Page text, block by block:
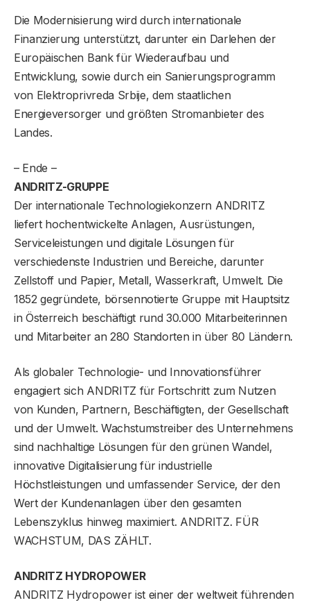
Die Modernisierung wird durch internationale
Finanzierung unterstützt, darunter ein Darlehen der
Europäischen Bank für Wiederaufbau und
Entwicklung, sowie durch ein Sanierungsprogramm
von Elektroprivreda Srbije, dem staatlichen
Energieversorger und größten Stromanbieter des
Landes.
– Ende –
ANDRITZ-GRUPPE
Der internationale Technologiekonzern ANDRITZ
liefert hochentwickelte Anlagen, Ausrüstungen,
Serviceleistungen und digitale Lösungen für
verschiedenste Industrien und Bereiche, darunter
Zellstoff und Papier, Metall, Wasserkraft, Umwelt. Die
1852 gegründete, börsennotierte Gruppe mit Hauptsitz
in Österreich beschäftigt rund 30.000 Mitarbeiterinnen
und Mitarbeiter an 280 Standorten in über 80 Ländern.
Als globaler Technologie- und Innovationsführer
engagiert sich ANDRITZ für Fortschritt zum Nutzen
von Kunden, Partnern, Beschäftigten, der Gesellschaft
und der Umwelt. Wachstumstreiber des Unternehmens
sind nachhaltige Lösungen für den grünen Wandel,
innovative Digitalisierung für industrielle
Höchstleistungen und umfassender Service, der den
Wert der Kundenanlagen über den gesamten
Lebenszyklus hinweg maximiert. ANDRITZ. FÜR
WACHSTUM, DAS ZÄHLT.
ANDRITZ HYDROPOWER
ANDRITZ Hydropower ist einer der weltweit führenden